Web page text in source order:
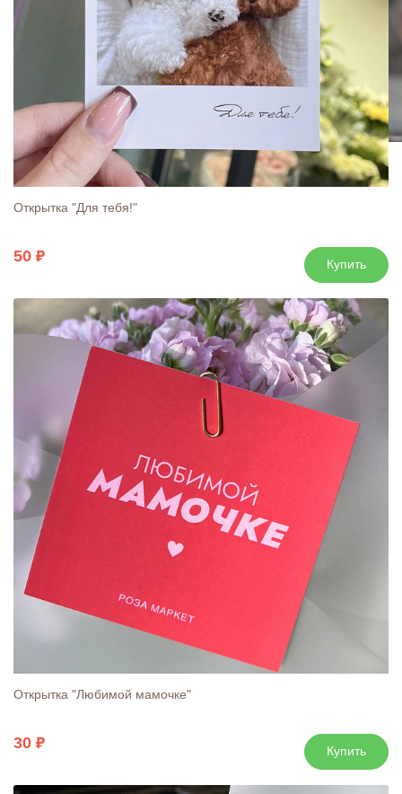
Открытка "Для тебя!"
50 Купить
Открытка "Любимой мамочке"
30 Купить